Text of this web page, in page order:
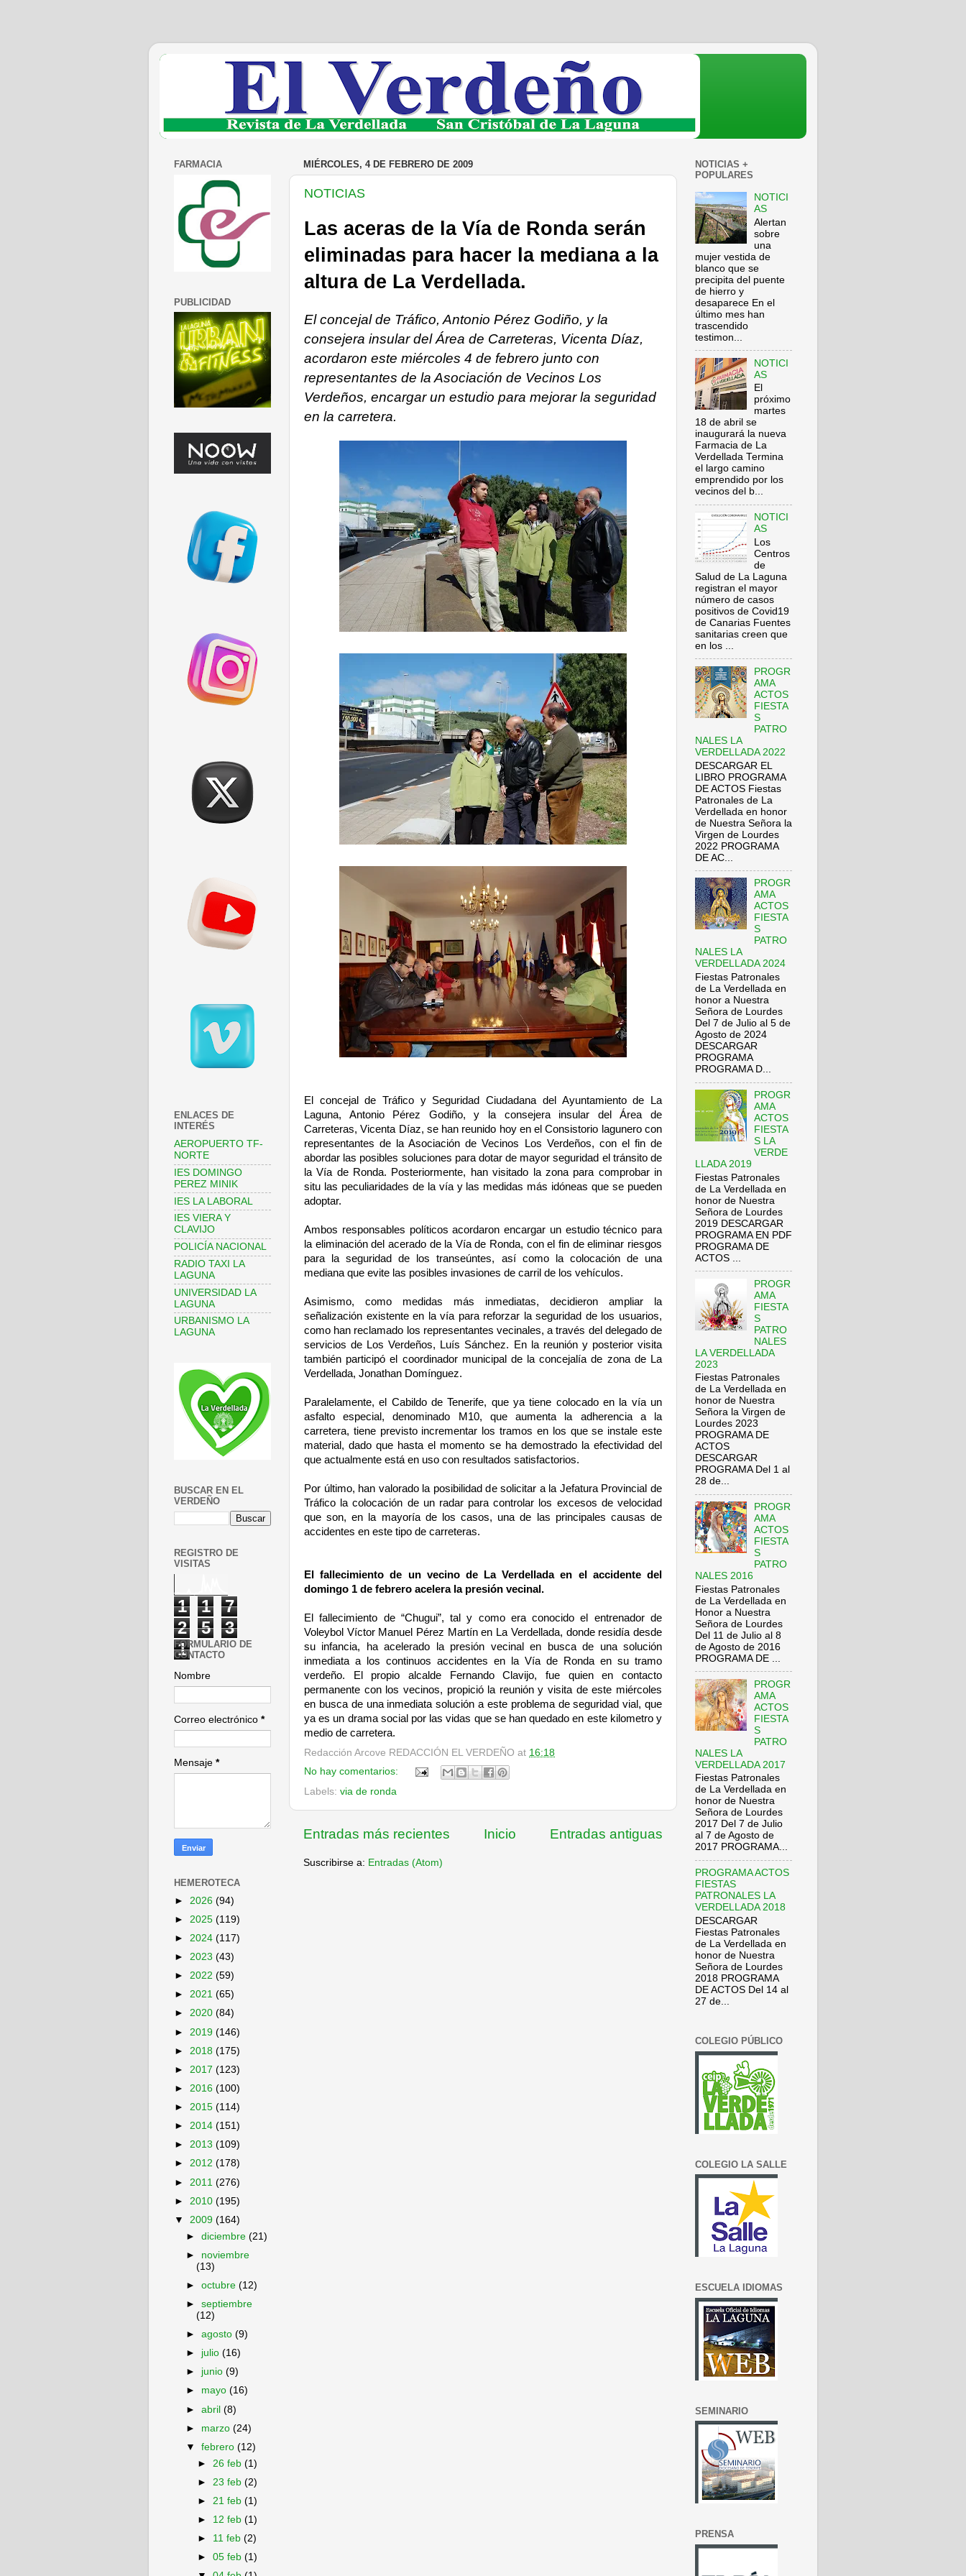
MIÉRCOLES, 4 DE FEBRERO DE 2009
NOTICIAS
Las aceras de la Vía de Ronda serán
eliminadas para hacer la mediana a la
altura de La Verdellada.
El concejal de Tráfico, Antonio Pérez Godiño, y la
consejera insular del Área de Carreteras, Vicenta Díaz,
acordaron este miércoles 4 de febrero junto con
representantes de la Asociación de Vecinos Los
Verdeños, encargar un estudio para mejorar la seguridad
en la carretera.
El concejal de Tráfico y Seguridad Ciudadana del Ayuntamiento de La
Laguna, Antonio Pérez Godiño, y la consejera insular del Área de
Carreteras, Vicenta Díaz, se han reunido hoy en el Consistorio lagunero con
representantes de la Asociación de Vecinos Los Verdeños, con el fin de
abordar las posibles soluciones para dotar de mayor seguridad el tránsito de
la Vía de Ronda. Posteriormente, han visitado la zona para comprobar in
situ las peculiaridades de la vía y las medidas más idóneas que se pueden
adoptar.
Ambos responsables políticos acordaron encargar un estudio técnico para
la eliminación del acerado de la Vía de Ronda, con el fin de eliminar riesgos
para la seguridad de los transeúntes, así como la colocación de una
mediana que evite las posibles invasiones de carril de los vehículos.
Asimismo, como medidas más inmediatas, decidieron ampliar la
señalización existente en la vía para reforzar la seguridad de los usuarios,
como han reclamado los representantes vecinales, a través del delegado de
servicios de Los Verdeños, Luís Sánchez. En la reunión y posterior visita
también participó el coordinador municipal de la concejalía de zona de La
Verdellada, Jonathan Domínguez.
Paralelamente, el Cabildo de Tenerife, que ya tiene colocado en la vía un
asfalto especial, denominado M10, que aumenta la adherencia a la
carretera, tiene previsto incrementar los tramos en los que se instale este
material, dado que hasta el momento se ha demostrado la efectividad del
que actualmente está en uso con resultados satisfactorios.
Por último, han valorado la posibilidad de solicitar a la Jefatura Provincial de
Tráfico la colocación de un radar para controlar los excesos de velocidad
que son, en la mayoría de los casos, una de las principales causas de
accidentes en este tipo de carreteras.
El fallecimiento de un vecino de La Verdellada en el accidente del
domingo 1 de febrero acelera la presión vecinal.
El fallecimiento de “Chugui”, tal y como era conocido el entrenador de
Voleybol Víctor Manuel Pérez Martín en La Verdellada, donde residía desde
su infancia, ha acelerado la presión vecinal en busca de una solución
inmediata a los continuos accidentes en la Vía de Ronda en su tramo
verdeño. El propio alcalde Fernando Clavijo, fue quien en contacto
permanente con los vecinos, propició la reunión y visita de este miércoles
en busca de una inmediata solución a este problema de seguridad vial, que
ya es un drama social por las vidas que se han quedado en este kilometro y
medio de carretera.
Redacción Arcove REDACCIÓN EL VERDEÑO at 16:18
No hay comentarios:
Labels: via de ronda
Entradas más recientes Entradas antiguas
Inicio
Suscribirse a: Entradas (Atom)
FARMACIA
PUBLICIDAD
ENLACES DE
INTERÉS
AEROPUERTO TF-
NORTE
IES DOMINGO
PEREZ MINIK
IES LA LABORAL
IES VIERA Y
CLAVIJO
POLICÍA NACIONAL
RADIO TAXI LA
LAGUNA
UNIVERSIDAD LA
LAGUNA
URBANISMO LA
LAGUNA
BUSCAR EN EL
VERDEÑO
REGISTRO DE
VISITAS
1 1
7
2
5
3
1
FORMULARIO DE
CONTACTO
Nombre
Correo electrónico *
Mensaje *
HEMEROTECA
► 2026 (94)
► 2025 (119)
► 2024 (117)
► 2023 (43)
► 2022 (59)
► 2021 (65)
► 2020 (84)
► 2019 (146)
► 2018 (175)
► 2017 (123)
► 2016 (100)
► 2015 (114)
► 2014 (151)
► 2013 (109)
► 2012 (178)
► 2011 (276)
► 2010 (195)
▼ 2009 (164)
►diciembre(21)
► noviembre
(13)
►octubre(12)
►septiembre
(12)
►agosto(9)
► julio(16)
► junio(9)
► mayo(16)
►abril(8)
► marzo(24)
▼febrero(12)
► 26 feb(1)
► 23 feb(2)
► 21 feb(1)
► 12 feb(1)
► 11 feb(2)
►05 feb(1)
NOTICIAS +
POPULARES
NOTICI
AS
Alertan
sobre
una
mujer vestida de
blanco que se
precipita del puente
de hierro y
desaparece En el
último mes han
trascendido
testimon...
NOTICI
AS
El
próximo
martes
18 de abril se
inaugurará la nueva
Farmacia de La
Verdellada Termina
el largo camino
emprendido por los
vecinos del b...
NOTICI
AS
Los
Centros
de
Salud de La Laguna
registran el mayor
número de casos
positivos de Covid19
de Canarias Fuentes
sanitarias creen que
en los ...
PROGR
AMA
ACTOS
FIESTA
S
PATRO
NALES LA
VERDELLADA 2022
DESCARGAR EL
LIBRO PROGRAMA
DE ACTOS Fiestas
Patronales de La
Verdellada en honor
de Nuestra Señora la
Virgen de Lourdes
2022 PROGRAMA
DE AC...
PROGR
AMA
ACTOS
FIESTA
S
PATRO
NALES LA
VERDELLADA 2024
Fiestas Patronales
de La Verdellada en
honor a Nuestra
Señora de Lourdes
Del 7 de Julio al 5 de
Agosto de 2024
DESCARGAR
PROGRAMA
PROGRAMA D...
PROGR
AMA
ACTOS
FIESTA
S LA
VERDE
LLADA 2019
Fiestas Patronales
de La Verdellada en
honor de Nuestra
Señora de Lourdes
2019 DESCARGAR
PROGRAMA EN PDF
PROGRAMA DE
ACTOS ...
PROGR
AMA
FIESTA
S
PATRO
NALES
LA VERDELLADA
2023
Fiestas Patronales
de La Verdellada en
honor de Nuestra
Señora la Virgen de
Lourdes 2023
PROGRAMA DE
ACTOS
DESCARGAR
PROGRAMA Del 1 al
28 de...
PROGR
AMA
ACTOS
FIESTA
S
PATRO
NALES 2016
Fiestas Patronales
de La Verdellada en
Honor a Nuestra
Señora de Lourdes
Del 11 de Julio al 8
de Agosto de 2016
PROGRAMA DE ...
PROGR
AMA
ACTOS
FIESTA
S
PATRO
NALES LA
VERDELLADA 2017
Fiestas Patronales
de La Verdellada en
honor de Nuestra
Señora de Lourdes
2017 Del 7 de Julio
al 7 de Agosto de
2017 PROGRAMA...
PROGRAMA ACTOS
FIESTAS
PATRONALES LA
VERDELLADA 2018
DESCARGAR
Fiestas Patronales
de La Verdellada en
honor de Nuestra
Señora de Lourdes
2018 PROGRAMA
DE ACTOS Del 14 al
27 de...
COLEGIO PÚBLICO
COLEGIO LA SALLE
ESCUELA IDIOMAS
SEMINARIO
PRENSA